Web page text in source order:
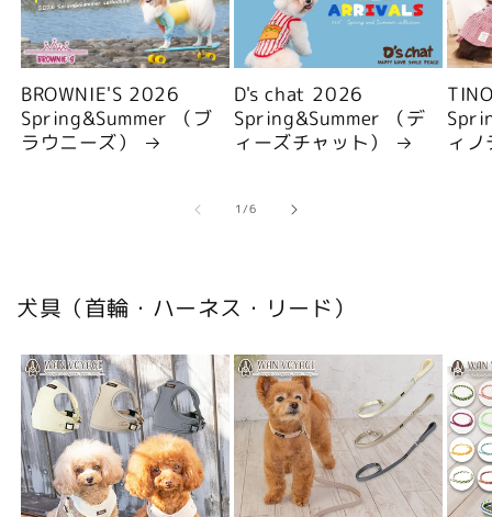
BROWNIE'S 2026
Spring&Summer （ブ
ラウニーズ）
D's chat 2026
Spring&Summer （デ
ィーズチャット）
ィ
1/の
6
犬具（首輪・ハーネス・リード）